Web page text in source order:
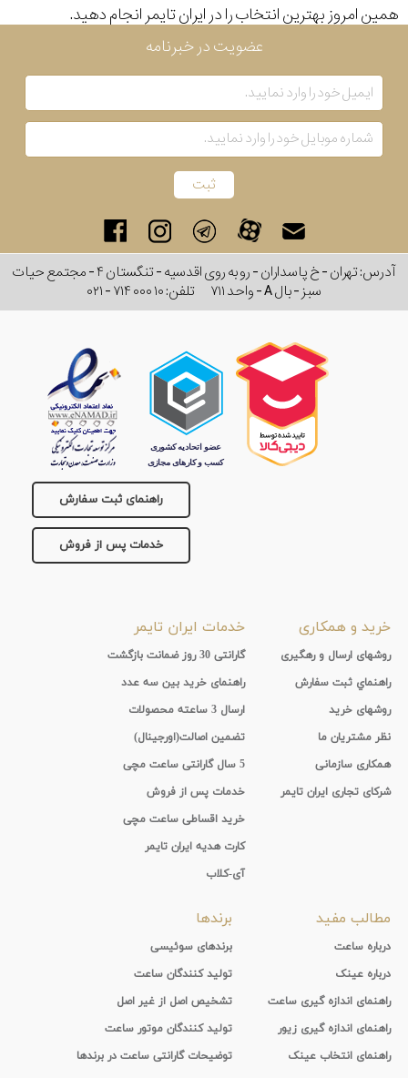
همین امروز بهترین انتخاب را در ایران تایمر انجام دهید.
عضویت در خبرنامه
آدرس: تهران - خ پاسداران - رو به روی اقدسیه - تنگستان ۴ - مجتمع حیات
سبز - بال A - واحد ۷۱۱
تلفن:۰۲۱ - ۷۱۴ ۰۰۰ ۱۰
راهنمای ثبت سفارش
خدمات پس از فروش
خرید و همکاری
روشهای ارسال و رهگیری
راهنماي ثبت سفارش
روشهای خرید
نظر مشتریان ما
همکاری سازمانی
شرکای تجاری ایران تایمر
خدمات ایران تایمر
گارانتی 30 روز ضمانت بازگشت
راهنمای خرید بین سه عدد
ارسال 3 ساعته محصولات
تضمین اصالت(اورجینال)
5 سال گارانتی ساعت مچی
خدمات پس از فروش
خرید اقساطی ساعت مچی
کارت هدیه ایران تایمر
آی-کلاب
مطالب مفید
درباره ساعت
درباره عینک
راهنمای اندازه گیری ساعت
راهنمای اندازه گیری زیور
راهنمای انتخاب عینک
برندها
برندهای سوئیسی
تولید کنندگان ساعت
تشخیص اصل از غیر اصل
تولید کنندگان موتور ساعت
توضیحات گارانتی ساعت در برندها